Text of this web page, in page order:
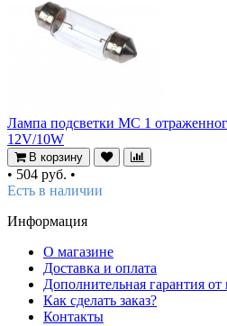
Лампа подсветки МС 1
12V/10W
В корзину
• 504 руб. •
Есть в наличии
Информация
О магазине
Доставка и оплата
Дополнительная гарантия от
Как сделать заказ?
Контакты